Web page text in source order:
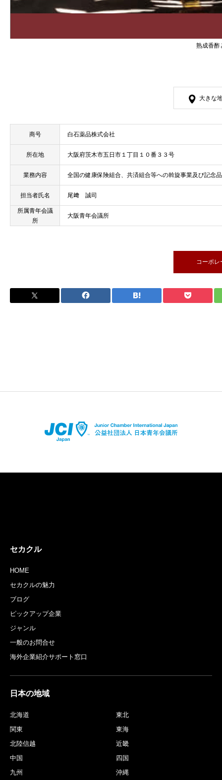
熟成香酢
大きな
商号 白石薬品株式会社
所在地 大阪府茨木市五日市１丁目１０番３３号
業務内容 全国の健康保険組合、共済組合等への斡旋事業及び記念
担当者氏名 尾﨑 誠司
所属青年会議
所
大阪青年会議所
コーポレ
セカクル
HOME
セカクルの魅力
ブログ
ピックアップ企業
ジャンル
一般のお問合せ
海外企業紹介サポート窓口
日本の地域
北海道
東北
関東
東海
北陸信越
近畿
中国
四国
九州
沖縄